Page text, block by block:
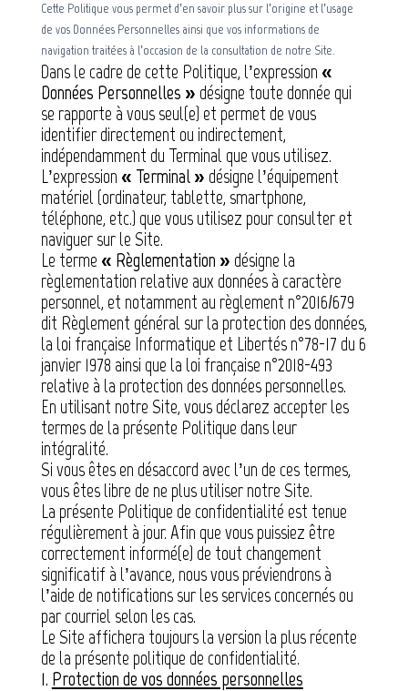
Cette Politique vous permet d’en savoir plus sur l’origine et l’usage
de vos Données Personnelles ainsi que vos informations de
navigation traitées à l’occasion de la consultation de notre Site.
Dans le cadre de cette Politique, l’expression «
Données Personnelles » désigne toute donnée qui
se rapporte à vous seul(e) et permet de vous
identifier directement ou indirectement,
indépendamment du Terminal que vous utilisez.
L’expression « Terminal » désigne l’équipement
matériel (ordinateur, tablette, smartphone,
téléphone, etc.) que vous utilisez pour consulter et
naviguer sur le Site.
Le terme « Règlementation » désigne la
règlementation relative aux données à caractère
personnel, et notamment au règlement n°2016/679
dit Règlement général sur la protection des données,
la loi française Informatique et Libertés n°78-17 du 6
janvier 1978 ainsi que la loi française n°2018-493
relative à la protection des données personnelles.
En utilisant notre Site, vous déclarez accepter les
termes de la présente Politique dans leur
intégralité.
Si vous êtes en désaccord avec l’un de ces termes,
vous êtes libre de ne plus utiliser notre Site.
La présente Politique de confidentialité est tenue
régulièrement à jour. Afin que vous puissiez être
correctement informé(e) de tout changement
significatif à l’avance, nous vous préviendrons à
l’aide de notifications sur les services concernés ou
par courriel selon les cas.
Le Site affichera toujours la version la plus récente
de la présente politique de confidentialité.
1. Protection de vos données personnelles